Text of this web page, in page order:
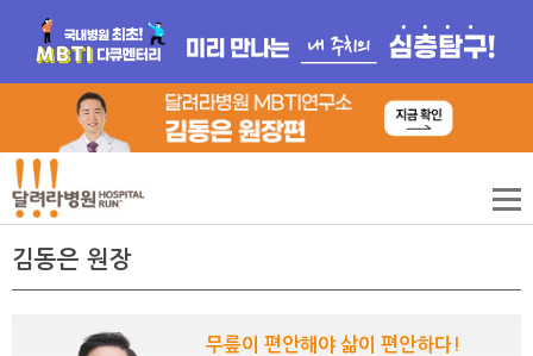
김동은 원장
무릎이 편안해야 삶이 편안하다!